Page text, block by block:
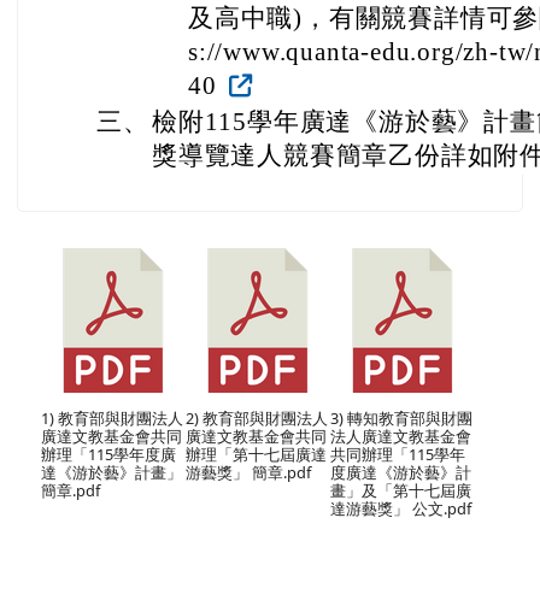
及高中職)，有關競賽詳情可
s://www.quanta-edu.org/zh-
40
三、 檢附115學年廣達《游於藝》計
獎導覽達人競賽簡章乙份詳如附
1) 教育部與財團法人
廣達文教基金會共同
辦理「115學年度廣
達《游於藝》計畫」
簡章.pdf
2) 教育部與財團法人
廣達文教基金會共同
辦理「第十七屆廣達
游藝獎」 簡章.pdf
3) 轉知教育部與財團
法人廣達文教基金會
共同辦理「115學年
度廣達《游於藝》計
畫」及「第十七屆廣
達游藝獎」 公文.pdf